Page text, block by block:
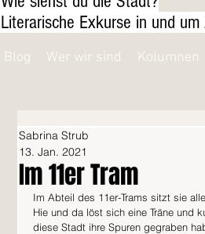
Literarische Exkurse in und um
Blog Wer wir sind Kolumnen
Im 11er Tram
Sabrina Strub
13. Jan. 2021
Im Abteil des 11er-Trams sitzt sie
Hie und da löst sich eine Träne und
diese Stadt ihre Spuren gegraben